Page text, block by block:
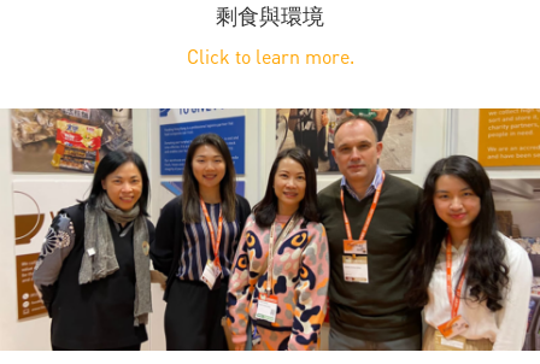
剩食與環境
Click to learn more.